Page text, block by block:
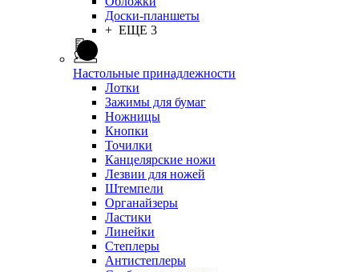
Доски-планшеты
+ ЕЩЕ 3
Настольные принадлежности
Лотки
Зажимы для бумаг
Ножницы
Кнопки
Точилки
Канцелярские ножи
Лезвии для ножей
Штемпели
Органайзеры
Ластики
Линейки
Степлеры
Антистеплеры